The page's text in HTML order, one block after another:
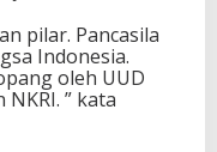
pilar. Pancasila
Indonesia.
oleh UUD
” kata